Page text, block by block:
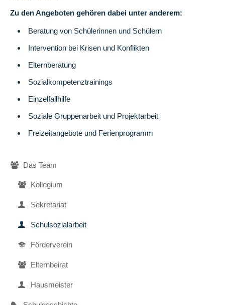
nachhaltige
Entwicklung
Gesundes
Frühstück
Internet-
ABC
Wettbewerbe
Mentor-
Schulgarten
Orga
Termine
Ferien-
Betreute
Grundschule
Schulleben
Zu den Angeboten gehören dabei unter anderem:
Beratung von Schülerinnen und Schülern
Intervention bei Krisen und Konflikten
Elternberatung
Sozialkompetenztrainings
Einzelfallhilfe
Soziale Gruppenarbeit und Projektarbeit
Freizeitangebote und Ferienprogramm
NavigationDas Team
Kollegium
Sekretariat
Schulsozialarbeit
Förderverein
Elternbeirat
Hausmeister